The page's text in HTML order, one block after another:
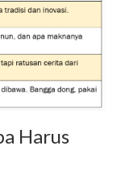
Harus